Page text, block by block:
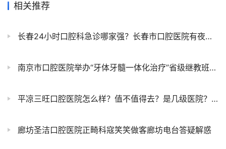
相关推荐
长春24小时口腔科急诊哪家强？长春市口腔医院有夜、急诊！夜诊服务15：30开诊，24小时急诊全年无休！
南京市口腔医院举办“牙体牙髓一体化治疗”省级继教班暨牙体牙髓病专科联盟学术活动
平凉三旺口腔医院怎么样？值不值得去？是几级医院？最新介绍资料整理
廊坊圣洁口腔医院正畸科寇笑笑做客廊坊电台答疑解惑